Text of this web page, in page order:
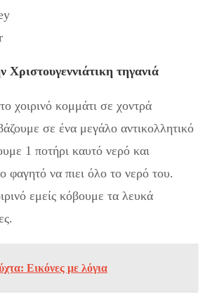
Χριστουγεννιάτικη τηγανιά
χοιρινό κομμάτι σε χοντρά
σε ένα μεγάλο αντικολλητικό
1 ποτήρι καυτό νερό και
φαγητό να πιει όλο το νερό του.
εμείς κόβουμε τα λευκά
Εικόνες με λόγια